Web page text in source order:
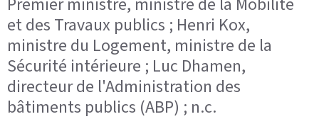
et des Travaux publics ; Henri Kox,
ministre du Logement, ministre de la
Sécurité intérieure ; Luc Dhamen,
directeur de l'Administration des
bâtiments publics (ABP) ; n.c.